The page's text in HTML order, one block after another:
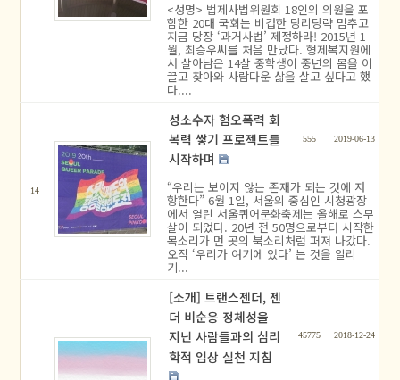
<성명> 법제사법위원회 18인의 의원을 포
함한 20대 국회는 비겁한 당리당략 멈추고
지금 당장 ‘과거사법’ 제정하라! 2015년 1
월, 최승우씨를 처음 만났다. 형제복지원에
서 살아남은 14살 중학생이 중년의 몸을 이
끌고 찾아와 사람다운 삶을 살고 싶다고 했
다....
14
성소수자 혐오폭력 회
복력 쌓기 프로젝트를
시작하며
555 2019-06-13
“우리는 보이지 않는 존재가 되는 것에 저
항한다” 6월 1일, 서울의 중심인 시청광장
에서 열린 서울퀴어문화축제는 올해로 스무
살이 되었다. 20년 전 50명으로부터 시작한
목소리가 먼 곳의 북소리처럼 퍼져 나갔다.
오직 ‘우리가 여기에 있다’ 는 것을 알리
기...
[소개] 트랜스젠더, 젠
더 비순응 정체성을
지닌 사람들과의 심리
학적 임상 실천 지침
45775 2018-12-24